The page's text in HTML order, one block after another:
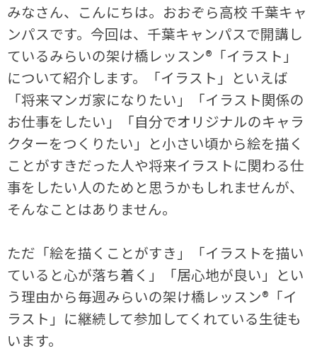
みなさん、こんにちは。おおぞら高校 千葉キャ
ンパスです。今回は、千葉キャンパスで開講し
ているみらいの架け橋レッスン®「イラスト」
について紹介します。「イラスト」といえば
「将来マンガ家になりたい」「イラスト関係の
お仕事をしたい」「自分でオリジナルのキャラ
クターをつくりたい」と小さい頃から絵を描く
ことがすきだった人や将来イラストに関わる仕
事をしたい人のためと思うかもしれませんが、
そんなことはありません。
ただ「絵を描くことがすき」「イラストを描い
ていると心が落ち着く」「居心地が良い」とい
う理由から毎週みらいの架け橋レッスン®「イ
ラスト」に継続して参加してくれている生徒も
います。